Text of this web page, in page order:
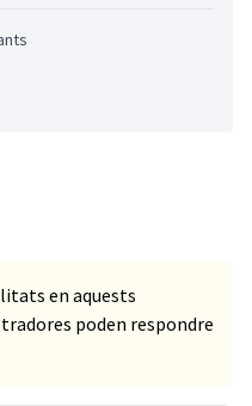
en aquests
poden respondre